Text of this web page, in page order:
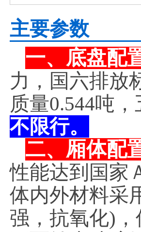
主要参数
一、底盘配
力，国六排放
质量0.544吨
不限行。
二、厢体配
性能达到国家
体内外材料采
强，抗氧化)